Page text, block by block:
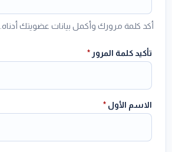
أكد كلمة مرورك وأكمل بيانات عضويتك أدناه.
تأكيد كلمة المرور *
الاسم الأول *